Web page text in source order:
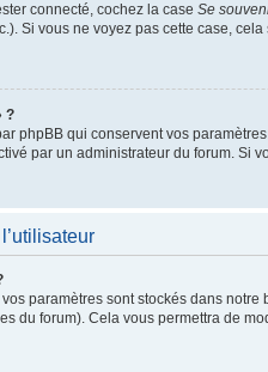
connecté, cochez la case Se
Si vous ne voyez pas cette case,
?
phpBB qui conservent vos
par un administrateur du forum.
paramètres sont stockés dans
du forum). Cela vous permettra de